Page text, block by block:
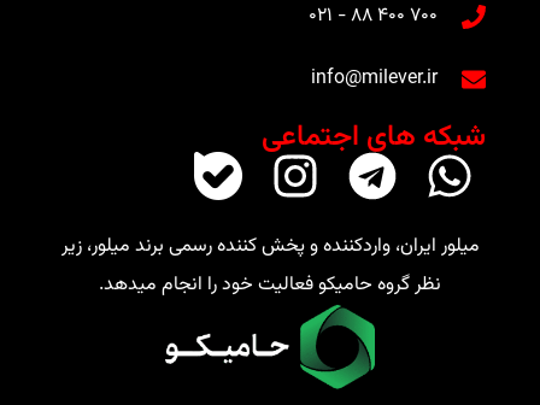
۷۰۰ ۴۰۰ ۸۸ - ۰۲۱​
info@milever.ir
شبکه های اجتماعی
میلور ایران، واردکننده و پخش کننده رسمی برند میلور، زیر
نظر گروه حامیکو فعالیت خود را انجام میدهد.